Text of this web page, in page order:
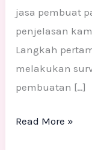
jasa pembuat
penjelasan
Langkah
melakukan
pembuatan […]
Read More »